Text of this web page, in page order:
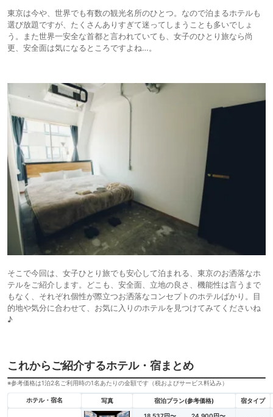
東京は今や、世界でも有数の観光名所のひとつ。なので泊まるホテルも
選び放題ですが、たくさんありすぎて迷ってしまうことも多いでしょ
う。また世界一安全な首都と言われていても、女子のひとり旅なら尚
更、安全面は気になるところですよね…。
そこで今回は、女子ひとり旅でも安心して泊まれる、東京のお洒落なホ
テルをご紹介します。どこも、安全面、立地の良さ、機能性は言うまで
もなく、それぞれ個性が際立つお洒落なコンセプトのホテルばかり。目
的地や気分に合わせて、お気に入りのホテルを見つけてみてくださいね
♪
これからご紹介するホテル・宿まとめ
※参考価格は1泊2名ご利用時の1名あたりの金額です（税およびサービス料込み）
ホテル・宿名 写真 宿泊プラン(参考価格) 宿タイプ